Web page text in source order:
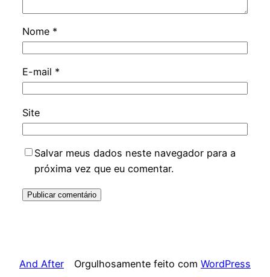
Nome *
E-mail *
Site
Salvar meus dados neste navegador para a
próxima vez que eu comentar.
And After Orgulhosamente feito com WordPress